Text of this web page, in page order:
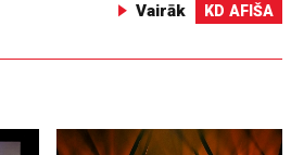
Vairāk KD AFIŠA